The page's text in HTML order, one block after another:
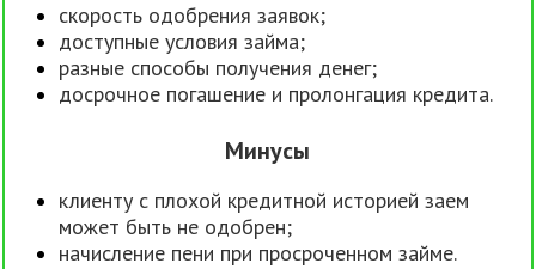
скорость одобрения заявок;
доступные условия займа;
разные способы получения денег;
досрочное погашение и пролонгация кредита.
Минусы
клиенту с плохой кредитной историей заем
может быть не одобрен;
начисление пени при просроченном займе.